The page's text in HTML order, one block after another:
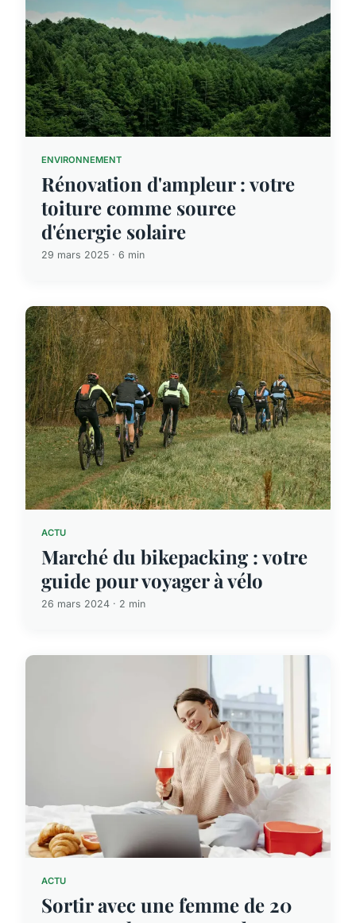
ENVIRONNEMENT
Rénovation d'ampleur : votre
toiture comme source
d'énergie solaire
29 mars 2025 · 6 min
ACTU
Marché du bikepacking : votre
guide pour voyager à vélo
26 mars 2024 · 2 min
ACTU
Sortir avec une femme de 20